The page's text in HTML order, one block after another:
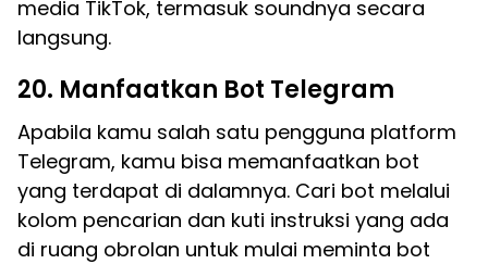
media TikTok, termasuk soundnya secara
langsung.
20. Manfaatkan Bot Telegram
Apabila kamu salah satu pengguna platform
Telegram, kamu bisa memanfaatkan bot
yang terdapat di dalamnya. Cari bot melalui
kolom pencarian dan kuti instruksi yang ada
di ruang obrolan untuk mulai meminta bot